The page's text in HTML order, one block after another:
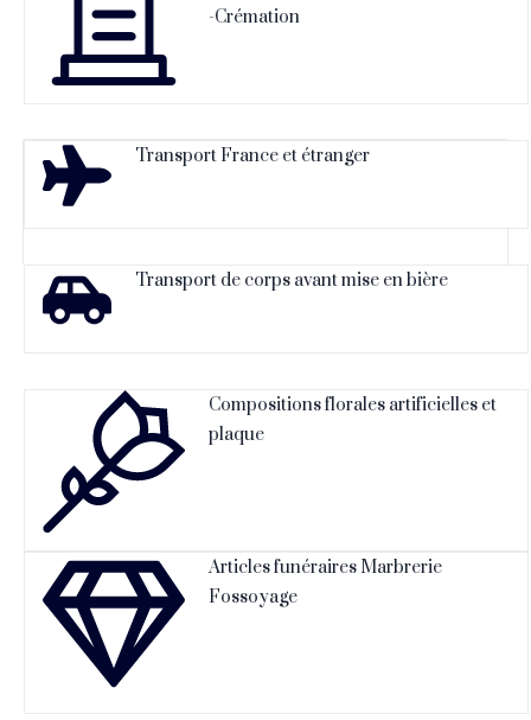
-Crémation
Transport France et étranger
Transport de corps avant mise en bière
Compositions florales artificielles et
plaque
Articles funéraires Marbrerie
Fossoyage